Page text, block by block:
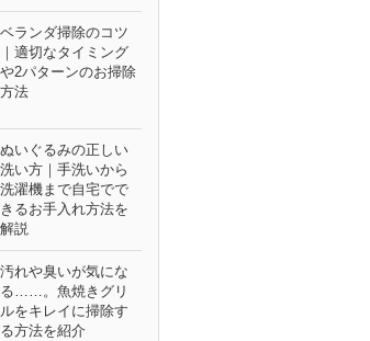
ベランダ掃除のコツ
｜適切なタイミング
や2パターンのお掃除
方法
ぬいぐるみの正しい
洗い方｜手洗いから
洗濯機まで自宅でで
きるお手入れ方法を
解説
汚れや臭いが気にな
る……。魚焼きグリ
ルをキレイに掃除す
る方法を紹介